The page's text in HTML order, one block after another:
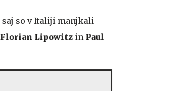
so v Italiji manjkali
Florian Lipowitz in Paul